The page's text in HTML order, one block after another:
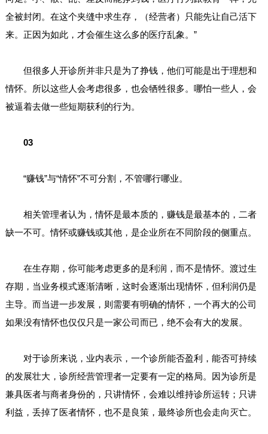
全被封闭。在这个夹缝中求生存，（经营者）只能先让自己活下
来。正因为如此，才会催生这么多的医疗乱象。”
但很多人开诊所并非只是为了挣钱，他们可能是出于理想和
情怀。所以这些人会考虑很多，也会牺牲很多。哪怕一些人，会
被逼着去做一些短期获利的行为。
03
“赚钱”与“情怀”不可分割，不管哪行哪业。
相关管理者认为，情怀是最本质的，赚钱是最基本的，二者
缺一不可。情怀或赚钱或其他，是企业所在不同阶段的侧重点。
在生存期，你可能考虑更多的是利润，而不是情怀。渡过生
存期，当业务模式逐渐清晰，这时会逐渐出现情怀，但利润仍是
主导。而当进一步发展，则需要有明确的情怀，一个再大的公司
如果没有情怀也仅仅只是一家公司而已，绝不会有大的发展。
对于诊所来说，业内表示，一个诊所能否盈利，能否可持续
的发展壮大，诊所经营管理者一定要有一定的格局。因为诊所是
兼具医者与商者身份的，只讲情怀，会难以维持诊所运转；只讲
利益，丢掉了医者情怀，也不是良策，最终诊所也会走向灭亡。